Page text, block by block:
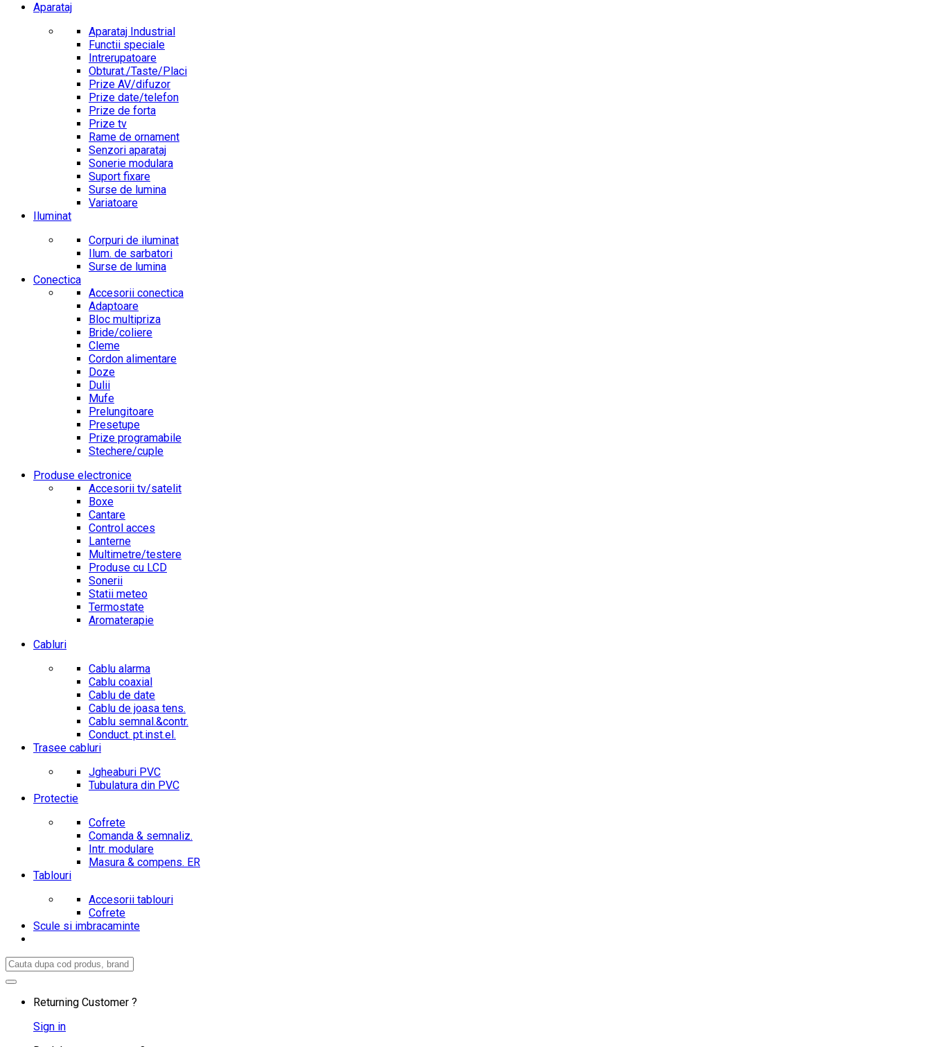
Aparataj
Aparataj Industrial
Functii speciale
Intrerupatoare
Obturat./Taste/Placi
Prize AV/difuzor
Prize date/telefon
Prize de forta
Prize tv
Rame de ornament
Senzori aparataj
Sonerie modulara
Suport fixare
Surse de lumina
Variatoare
Iluminat
Corpuri de iluminat
Ilum. de sarbatori
Surse de lumina
Conectica
Accesorii conectica
Adaptoare
Bloc multipriza
Bride/coliere
Cleme
Cordon alimentare
Doze
Dulii
Mufe
Prelungitoare
Presetupe
Prize programabile
Stechere/cuple
Produse electronice
Accesorii tv/satelit
Boxe
Cantare
Control acces
Lanterne
Multimetre/testere
Produse cu LCD
Sonerii
Statii meteo
Termostate
Aromaterapie
Cabluri
Cablu alarma
Cablu coaxial
Cablu de date
Cablu de joasa tens.
Cablu semnal.&contr.
Conduct. pt.inst.el.
Trasee cabluri
Jgheaburi PVC
Tubulatura din PVC
Protectie
Cofrete
Comanda & semnaliz.
Intr. modulare
Masura & compens. ER
Tablouri
Accesorii tablouri
Cofrete
Scule si imbracaminte
Search
for:
Returning Customer ?
Sign in